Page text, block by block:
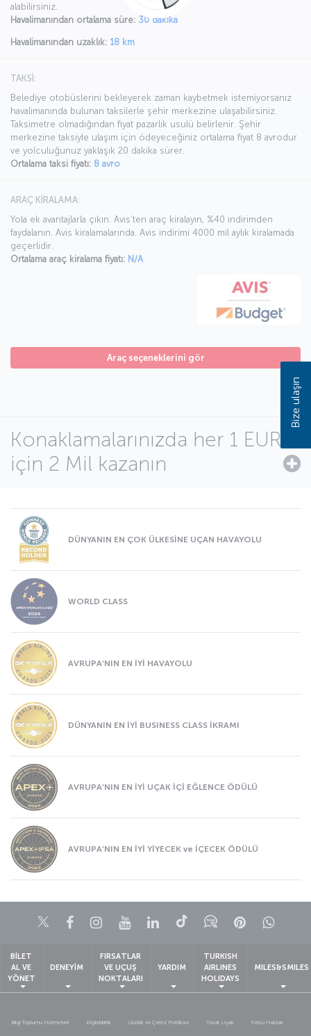
alabilirsiniz.
Havalimanından ortalama süre: 30 dakika
Havalimanından uzaklık: 18 km
TAKSİ:
Belediye otobüslerini bekleyerek zaman kaybetmek istemiyorsanız
havalimanında bulunan taksilerle şehir merkezine ulaşabilirsiniz.
Taksimetre olmadığından fiyat pazarlık usulü belirlenir. Şehir
merkezine taksiyle ulaşım için ödeyeceğiniz ortalama fiyat 8 avrodur
ve yolculuğunuz yaklaşık 20 dakika sürer.
Ortalama taksi fiyatı: 8 avro
ARAÇ KİRALAMA:
Yola ek avantajlarla çıkın. Avis’ten araç kiralayın, %40 indirimden
faydalanın. Avis kiralamalarında. Avis indirimi 4000 mil aylık kiralamada
geçerlidir.
Ortalama araç kiralama fiyatı: N/A
Araç seçeneklerini gör
Konaklamalarınızda her 1 EUR
için 2 Mil kazanın
DÜNYANIN EN ÇOK ÜLKESİNE UÇAN HAVAYOLU
WORLD CLASS
AVRUPA’NIN EN İYİ HAVAYOLU
DÜNYANIN EN İYİ BUSINESS CLASS İKRAMI
AVRUPA’NIN EN İYİ UÇAK İÇİ EĞLENCE ÖDÜLÜ
AVRUPA’NIN EN İYİ YİYECEK ve İÇECEK ÖDÜLÜ
TwitterFacebookInstagram
YoutubeLinkedIn
TiktokBlogPinterest
BİLET
AL VE
YÖNET
DENEYİM
FIRSATLAR
VE UÇUŞ
NOKTALARI
YARDIM
TURKISH
AIRLINES
HOLIDAYS
MILES&SMILES
Bilgi Toplumu Hizmetleri Erişilebilirlik Gizlilik ve Çerez Politikası Yasal Uyarı Yolcu Hakları
Bize ulaşın